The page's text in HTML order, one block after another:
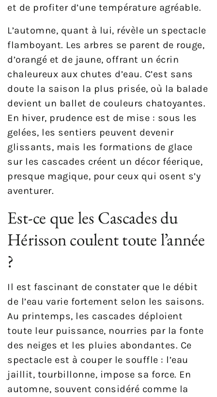
et de profiter d’une température agréable.
L’automne, quant à lui, révèle un spectacle
flamboyant. Les arbres se parent de rouge,
d’orangé et de jaune, offrant un écrin
chaleureux aux chutes d’eau. C’est sans
doute la saison la plus prisée, où la balade
devient un ballet de couleurs chatoyantes.
En hiver, prudence est de mise : sous les
gelées, les sentiers peuvent devenir
glissants, mais les formations de glace
sur les cascades créent un décor féerique,
presque magique, pour ceux qui osent s’y
aventurer.
Est-ce que les Cascades du
Hérisson coulent toute l’année
?
Il est fascinant de constater que le débit
de l’eau varie fortement selon les saisons.
Au printemps, les cascades déploient
toute leur puissance, nourries par la fonte
des neiges et les pluies abondantes. Ce
spectacle est à couper le souffle : l’eau
jaillit, tourbillonne, impose sa force. En
automne, souvent considéré comme la